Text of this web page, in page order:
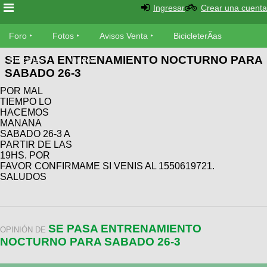
Foro
Foro
TÃ©cnica
MecÃ¡nica
Fotos
SUBÃ
tu foto
Galeria
XC
Descenso
Avisos
Ventas
SUBÃ
tu
aviso
Ultimos
BicicleterÃ­
as
Bicicletas
Bicicletas
Tandem
Cicloturismo
Ingresar Crear una cuenta
Foro Fotos Avisos Venta BicicleterÃ­as
Bicicletas Videos
SE PASA ENTRENAMIENTO NOCTURNO PARA
SABADO 26-3
POR MAL
TIEMPO LO
HACEMOS
MANANA
SABADO 26-3 A
PARTIR DE LAS
19HS. POR
FAVOR CONFIRMAME SI VENIS AL 1550619721.
SALUDOS
OPINIÓN DE SE PASA ENTRENAMIENTO
NOCTURNO PARA SABADO 26-3